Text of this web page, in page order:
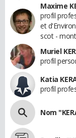
Maxime
profil
et
scot -
Muriel
profil
Katia
profil
Nom